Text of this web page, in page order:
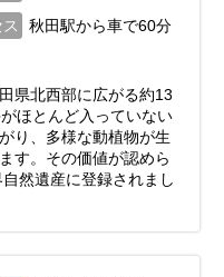
秋田駅から車で60分
県北西部に広がる約13
ほとんど入っていない
り、多様な動植物が生
す。その価値が認めら
然遺産に登録されまし